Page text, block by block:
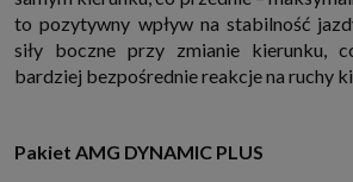
to pozytywny wpływ na stabilność
siły boczne przy zmianie kierunku,
bardziej bezpośrednie reakcje na ruchy
Pakiet AMG DYNAMIC PLUS